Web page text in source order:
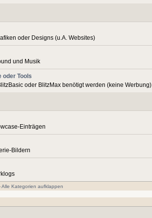
oder Designs (u.A. Websites)
und Musik
oder Tools
oder BlitzMax benötigt werden (keine Werbung)
Einträgen
Bildern
Alle Kategorien aufklappen